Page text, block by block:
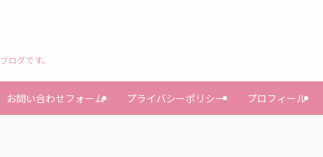
ログです。
お問い合わせフォーム プライバシーポリシー プロフィール